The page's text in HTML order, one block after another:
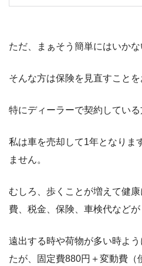
ただ、まぁそう簡単にはいかな
そんな方は保険を見直すことを
特にディーラーで契約している
私は車を売却して1年となりま
ません。
むしろ、歩くことが増えて健
費、税金、保険、車検代などが
遠出する時や荷物が多い時よ
たが、固定費880円＋変動費（